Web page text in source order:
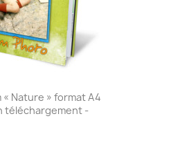
« Nature » format A4
téléchargement -